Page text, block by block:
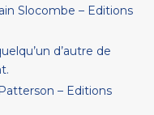
Slocombe – Editions
d’autre de
– Editions